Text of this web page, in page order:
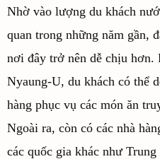
Nhờ vào lượng du khách
quan trong những năm gần,
nơi đây trở nên dễ chịu
Nyaung-U, du khách có thể
hàng phục vụ các món ăn
Ngoài ra, còn có các nhà
các quốc gia khác như